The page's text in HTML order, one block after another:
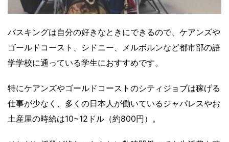
バスキングは自分の好きなときにできるので、ケアンズや
ゴールドコースト、シドニー、メルボルンなど都市部の語
学学校に通っている学生におすすめです。
特にケアンズやゴールドコーストのシティジョブは稼げる
仕事が少なく、多くの日本人が働いているジャパレスやお
土産屋の時給は10~12ドル（約800円）。